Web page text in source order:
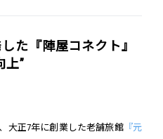
た『陣屋コネクト』
上”
大正7年に創業した老舗旅館『元